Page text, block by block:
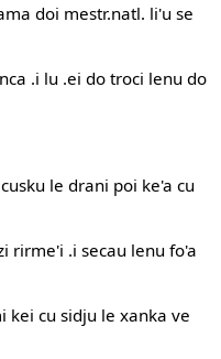
doi mestr.natl. li'u se
.i lu .ei do troci lenu do
le drani poi ke'a cu
rirme'i .i secau lenu fo'a
kei cu sidju le xanka ve